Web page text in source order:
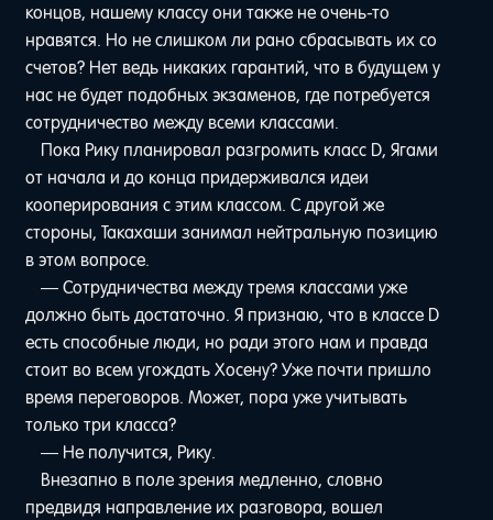
концов, нашему классу они также не очень-то
нравятся. Но не слишком ли рано сбрасывать их со
счетов? Нет ведь никаких гарантий, что в будущем у
нас не будет подобных экзаменов, где потребуется
сотрудничество между всеми классами.
Пока Рику планировал разгромить класс D, Ягами
от начала и до конца придерживался идеи
кооперирования с этим классом. С другой же
стороны, Такахаши занимал нейтральную позицию
в этом вопросе.
— Сотрудничества между тремя классами уже
должно быть достаточно. Я признаю, что в классе D
есть способные люди, но ради этого нам и правда
стоит во всем угождать Хосену? Уже почти пришло
время переговоров. Может, пора уже учитывать
только три класса?
— Не получится, Рику.
Внезапно в поле зрения медленно, словно
предвидя направление их разговора, вошел